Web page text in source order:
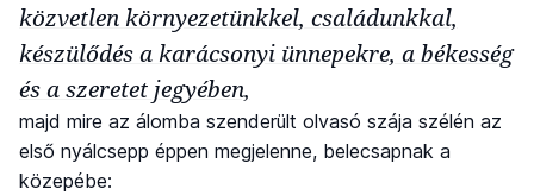
közvetlen környezetünkkel, családunkkal,
készülődés a karácsonyi ünnepekre, a békesség
és a szeretet jegyében,
majd mire az álomba szenderült olvasó szája szélén az
első nyálcsepp éppen megjelenne, belecsapnak a
közepébe: